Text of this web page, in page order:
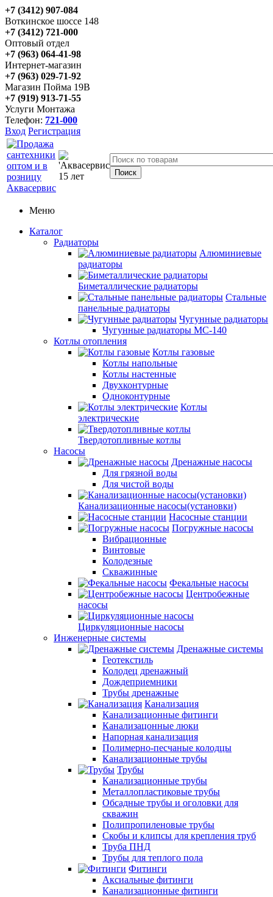
+7 (3412) 907-084
Воткинское шоссе 148
+7 (3412) 721-000
Оптовый отдел
+7 (963) 064-41-98
Интернет-магазин
+7 (963) 029-71-92
Магазин Пойма 19В
+7 (919) 913-71-55
Услуги Монтажа
Телефон: 721-000
Вход Регистрация
Меню
Каталог
Радиаторы
Алюминиевые
радиаторы
Биметаллические радиаторы
Стальные
панельные радиаторы
Чугунные радиаторы
Чугунные радиаторы МС-140
Котлы отопления
Котлы газовые
Котлы напольные
Котлы настенные
Двухконтурные
Одноконтурные
Котлы
электрические
Твердотопливные котлы
Насосы
Дренажные насосы
Для грязной воды
Для чистой воды
Канализационные насосы(установки)
Насосные станции
Погружные насосы
Вибрационные
Винтовые
Колодезные
Скважинные
Фекальные насосы
Центробежные
насосы
Циркуляционные насосы
Инженерные системы
Дренажные системы
Геотекстиль
Колодец дренажный
Дождеприемники
Трубы дренажные
Канализация
Канализационные фитинги
Канализацонные люки
Напорная канализация
Полимерно-песчаные колодцы
Канализационные трубы
Трубы
Канализационные трубы
Металлопластиковые трубы
Обсадные трубы и оголовки для
скважин
Полипропиленовые трубы
Скобы и клипсы для крепления труб
Труба ПНД
Трубы для теплого пола
Фитинги
Аксиальные фитинги
Канализационные фитинги